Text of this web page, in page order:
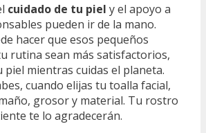
cuidado de tu piel y el apoyo a
pueden ir de la mano.
hacer que esos pequeños
rutina sean más satisfactorios,
piel mientras cuidas el planeta.
cuando elijas tu toalla facial,
grosor y material. Tu rostro
te lo agradecerán.